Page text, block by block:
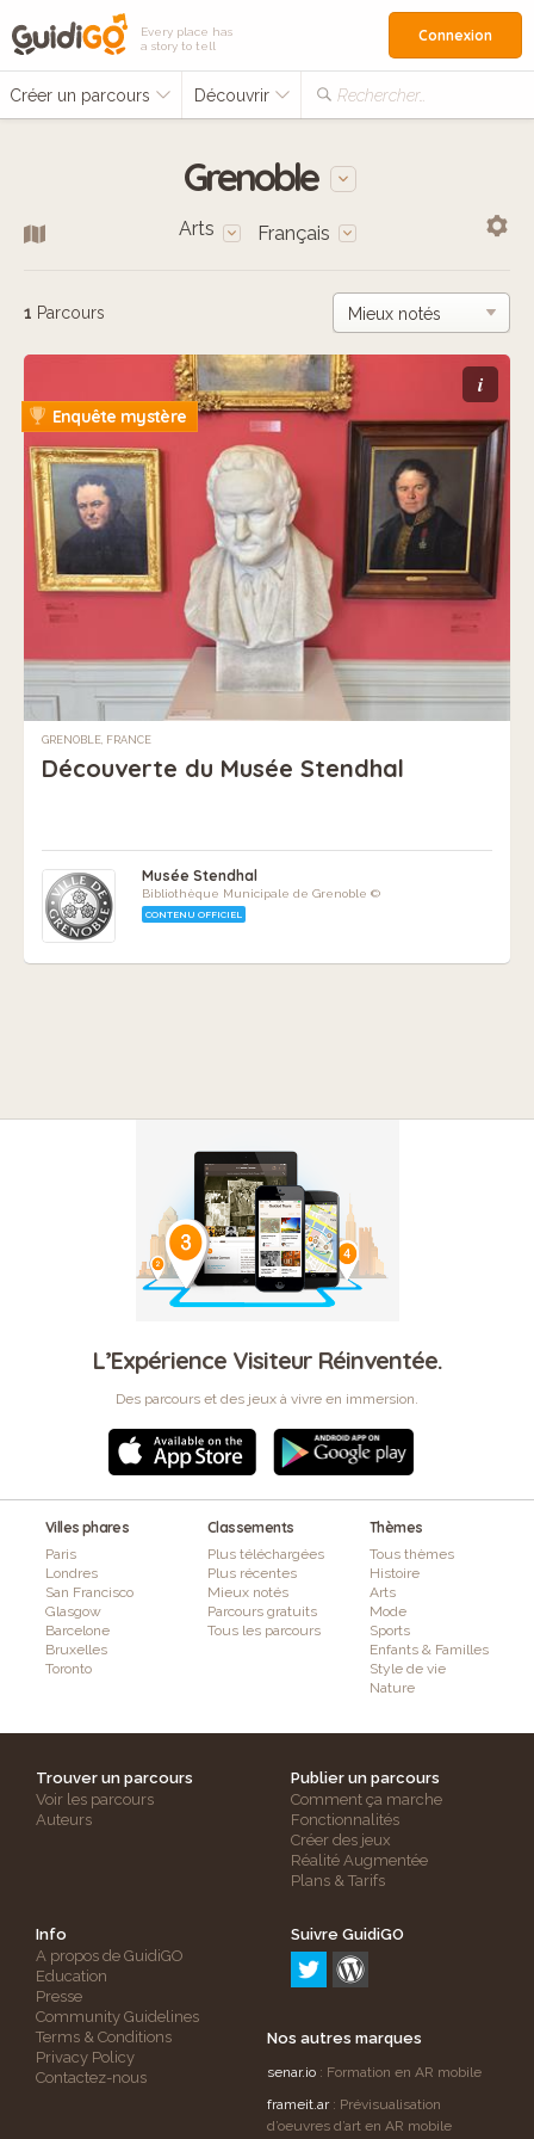
Every place has
a story to tell
Créer un parcours Découvrir Rechercher…
Connexion
Grenoble
Arts Français
1 Parcours
i
Enquête mystère
GRENOBLE, FRANCE
Découverte du Musée Stendhal
Musée Stendhal
Bibliothèque Municipale de Grenoble ©
CONTENU OFFICIEL
L’Expérience Visiteur Réinventée.
Des parcours et des jeux à vivre en immersion.
Villes phares
Paris
Londres
San Francisco
Glasgow
Barcelone
Bruxelles
Toronto
Classements
Plus téléchargées
Plus récentes
Mieux notés
Parcours gratuits
Tous les parcours
Thèmes
Tous thèmes
Histoire
Arts
Mode
Sports
Enfants & Familles
Style de vie
Nature
Trouver un parcours
Voir les parcours
Auteurs
Publier un parcours
Comment ça marche
Fonctionnalités
Créer des jeux
Réalité Augmentée
Plans & Tarifs
Info
A propos de GuidiGO
Education
Presse
Community Guidelines
Terms & Conditions
Privacy Policy
Contactez-nous
Suivre GuidiGO
Nos autres marques
senar.io : Formation en AR mobile
frameit.ar: Prévisualisation
d’oeuvres d’art en AR mobile